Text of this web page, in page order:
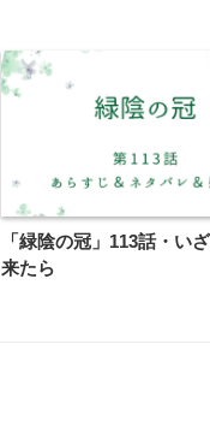
「緑陰の冠」113話・い
来たら